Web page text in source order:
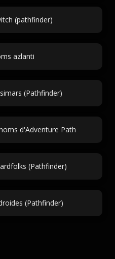
(pathfinder)
azlanti
(Pathfinder)
d'Adventure Path
(Pathfinder)
(Pathfinder)